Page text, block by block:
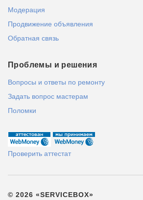
Модерация
Продвижение объявления
Обратная связь
Проблемы и решения
Вопросы и ответы по ремонту
Задать вопрос мастерам
Поломки
Проверить аттестат
© 2026 «SERVICEBOX»